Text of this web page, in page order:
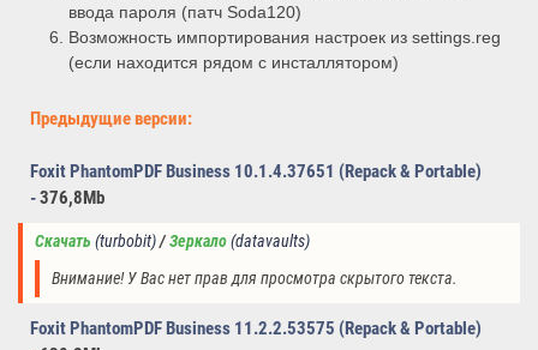
ввода пароля (патч Soda120)
Возможность импортирования настроек из settings.reg
(если находится рядом с инсталлятором)
Предыдущие версии:
Foxit PhantomPDF Business 10.1.4.37651 (Repack & Portable)
-376,8Mb
Скачать (turbobit)/ Зеркало (datavaults)
Внимание! У Вас нет прав для просмотра скрытого текста.
Foxit PhantomPDF Business 11.2.2.53575 (Repack & Portable)